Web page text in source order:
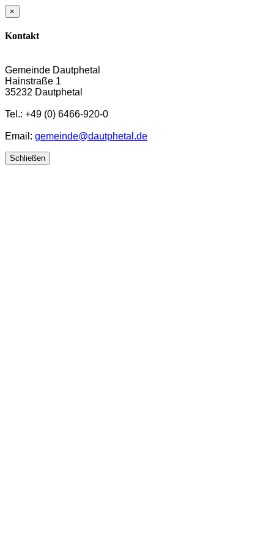
×
Kontakt
Gemeinde Dautphetal
Hainstraße 1
35232 Dautphetal
Tel.: +49 (0) 6466-920-0
Email: gemeinde@dautphetal.de
Schließen